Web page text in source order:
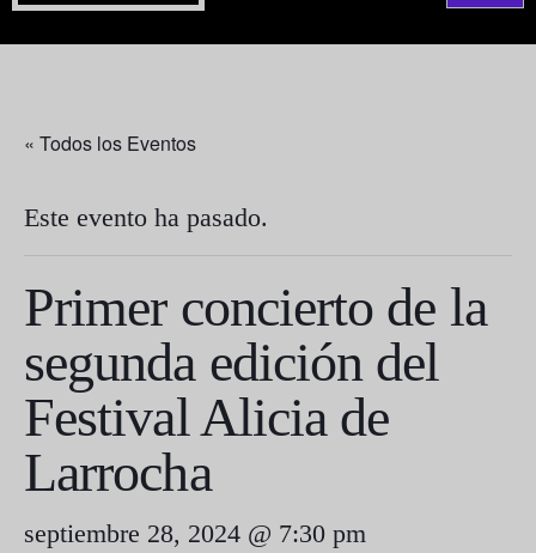
« Todos los Eventos
Este evento ha pasado.
Primer concierto de la
segunda edición del
Festival Alicia de
Larrocha
septiembre 28, 2024 @ 7:30 pm